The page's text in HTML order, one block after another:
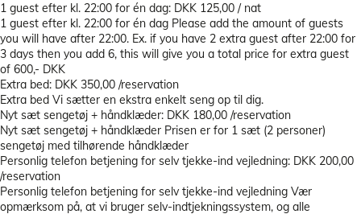
1 guest efter kl. 22:00 for én dag: DKK 125,00 / nat
1 guest efter kl. 22:00 for én dag Please add the amount of guests
you will have after 22:00. Ex. if you have 2 extra guest after 22:00 for
3 days then you add 6, this will give you a total price for extra guest
of 600,- DKK
Extra bed: DKK 350,00 /reservation
Extra bed Vi sætter en ekstra enkelt seng op til dig.
Nyt sæt sengetøj + håndklæder: DKK 180,00 /reservation
Nyt sæt sengetøj + håndklæder Prisen er for 1 sæt (2 personer)
sengetøj med tilhørende håndklæder
Personlig telefon betjening for selv tjekke-ind vejledning: DKK 200,00
/reservation
Personlig telefon betjening for selv tjekke-ind vejledning Vær
opmærksom på, at vi bruger selv-indtjekningssystem, og alle